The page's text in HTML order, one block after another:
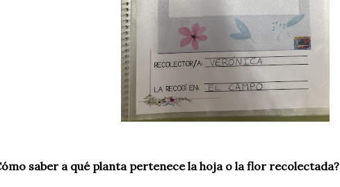
saber a qué planta pertenece la hoja o la flor recolectada?